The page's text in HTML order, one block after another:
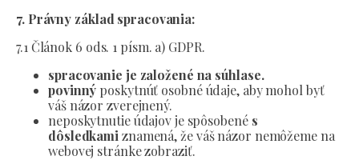
7. Právny základ spracovania:
7.1 Článok 6 ods. 1 písm. a) GDPR.
spracovanie je založené na súhlase.
povinný poskytnúť osobné údaje, aby mohol byť
váš názor zverejnený.
neposkytnutie údajov je spôsobené s
dôsledkami znamená, že váš názor nemôžeme na
webovej stránke zobraziť.